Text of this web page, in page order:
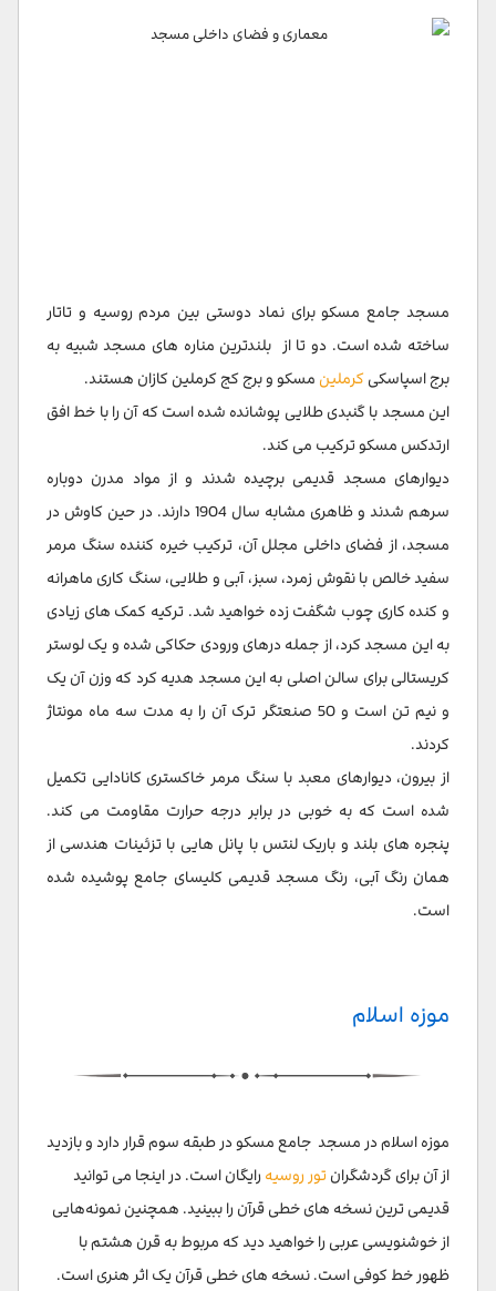
مسجد جامع مسکو برای نماد دوستی بین مردم روسیه و تاتار
ساخته شده است. دو تا از بلندترین مناره های مسجد شبیه به
برج اسپاسکیکرملین مسکو و برج کج کرملین کازان هستند.
این مسجد با گنبدی طلایی پوشانده شده است که آن را با خط افق
ارتدکس مسکو ترکیب می کند.
دیوارهای مسجد قدیمی برچیده شدند و از مواد مدرن دوباره
سرهم شدند و ظاهری مشابه سال 1904 دارند. در حین کاوش در
مسجد، از فضای داخلی مجلل آن، ترکیب خیره کننده سنگ مرمر
سفید خالص با نقوش زمرد، سبز، آبی و طلایی، سنگ کاری ماهرانه
و کنده کاری چوب شگفت زده خواهید شد. ترکیه کمک های زیادی
به این مسجد کرد، از جمله درهای ورودی حکاکی شده و یک لوستر
کریستالی برای سالن اصلی به این مسجد هدیه کرد که وزن آن یک
و نیم تن است و 50 صنعتگر ترک آن را به مدت سه ماه مونتاژ
کردند.
از بیرون، دیوارهای معبد با سنگ مرمر خاکستری کانادایی تکمیل
شده است که به خوبی در برابر درجه حرارت مقاومت می کند.
پنجره های بلند و باریک لنتس با پانل هایی با تزئینات هندسی از
همان رنگ آبی، رنگ مسجد قدیمی کلیسای جامع پوشیده شده
است.
موزه اسلام
موزه اسلام در مسجد جامع مسکو در طبقه سوم قرار دارد و بازدید
از آن برای گردشگران تور روسیهرایگان است. در اینجا می توانید
قدیمی ترین نسخه های خطی قرآن را ببینید. همچنین نمونه‌هایی
از خوشنویسی عربی را خواهید دید که مربوط به قرن هشتم با
ظهور خط کوفی است. نسخه های خطی قرآن یک اثر هنری است.